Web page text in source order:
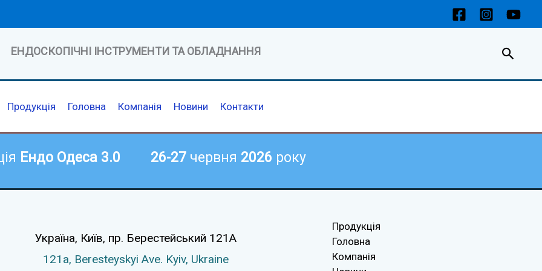
ЕНДОСКОПІЧНІ ІНСТРУМЕНТИ ТА ОБЛАДНАННЯ
Продукція Головна Компанія Новини Контакти
Ендо Одеса 3.0 26-27 червня 2026 року
Україна, Київ, пр. Берестейський 121А
121а, Beresteyskyi Ave. Kyiv, Ukraine
Продукція
Головна
Компанія